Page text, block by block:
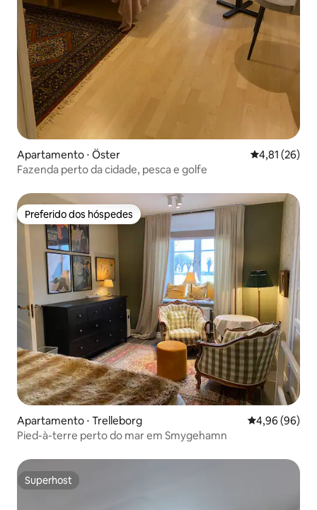
Apartamento ⋅ Öster 4,81 de uma
4,81 (26)
Fazenda perto da cidade, pesca e golfe
Preferido dos hóspedes
Preferido dos hóspedes
Apartamento ⋅ Trelleborg 4,96 de uma
4,96 (96)
Pied-à-terre perto do mar em Smygehamn
Superhost
Superhost